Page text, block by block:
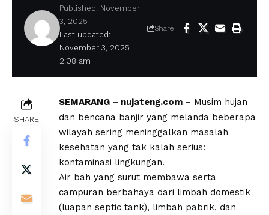
Last updated:
November 3, 2025
2:08 am
Published: November
3, 2025
Share
SHARE
SEMARANG – nujateng.com – Musim hujan
dan bencana banjir yang melanda beberapa
wilayah sering meninggalkan masalah
kesehatan yang tak kalah serius:
kontaminasi lingkungan.
Air bah yang surut membawa serta
campuran berbahaya dari limbah domestik
(luapan septic tank), limbah pabrik, dan